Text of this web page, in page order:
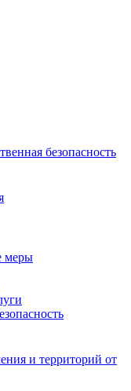
безопасность
меры
и территорий от